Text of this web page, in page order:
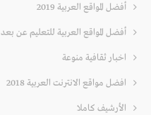
أفضل المواقع العربية 2019
أفضل المواقع العربية للتعليم عن بعد
اخبار ثقافية منوعة
افضل مواقع الانترنت العربية 2018
الأرشيف كاملا